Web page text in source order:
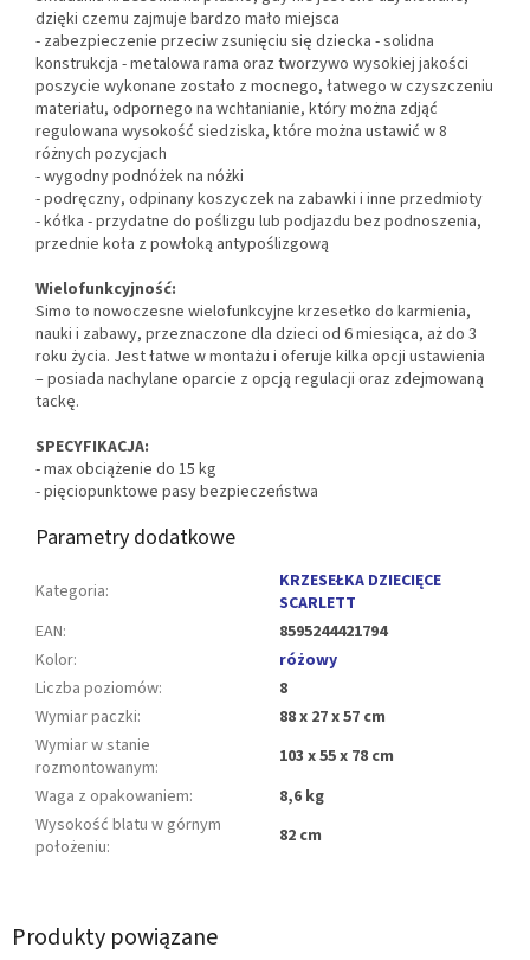
Produkty powiązane
dzięki czemu zajmuje bardzo mało miejsca
- zabezpieczenie przeciw zsunięciu się dziecka - solidna
konstrukcja - metalowa rama oraz tworzywo wysokiej jakości
poszycie wykonane zostało z mocnego, łatwego w czyszczeniu
materiału, odpornego na wchłanianie, który można zdjąć
regulowana wysokość siedziska, które można ustawić w 8
różnych pozycjach
- wygodny podnóżek na nóżki
- podręczny, odpinany koszyczek na zabawki i inne przedmioty
- kółka - przydatne do poślizgu lub podjazdu bez podnoszenia,
przednie koła z powłoką antypoślizgową
Wielofunkcyjność:
Simo to nowoczesne wielofunkcyjne krzesełko do karmienia,
nauki i zabawy, przeznaczone dla dzieci od 6 miesiąca, aż do 3
roku życia. Jest łatwe w montażu i oferuje kilka opcji ustawienia
– posiada nachylane oparcie z opcją regulacji oraz zdejmowaną
tackę.
SPECYFIKACJA:
- max obciążenie do 15 kg
- pięciopunktowe pasy bezpieczeństwa
Parametry dodatkowe
Kategoria:
KRZESEŁKA DZIECIĘCE
SCARLETT
EAN:
8595244421794
Kolor:
różowy
Liczba poziomów:
8
Wymiar paczki:
88 x 27 x 57 cm
Wymiar w stanie
rozmontowanym:
103 x 55 x 78 cm
Waga z opakowaniem:
8,6 kg
Wysokość blatu w górnym
położeniu: 82 cm